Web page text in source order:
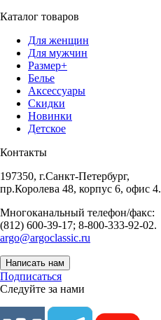
Каталог товаров
Для женщин
Для мужчин
Размер+
Белье
Аксессуары
Скидки
Новинки
Детское
Контакты
197350, г.Санкт-Петербург,
пр.Королева 48, корпус 6, офис 4.
Многоканальный телефон/факс:
(812) 600-39-17; 8-800-333-92-02.
argo@argoclassic.ru
Написать нам
Подписаться
Следуйте за нами